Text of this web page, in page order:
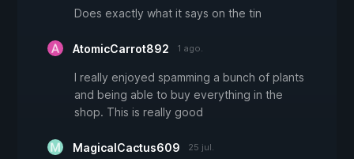
Does exactly what it says on the tin
AtomicCarrot892 1 ago.
I really enjoyed spamming a bunch of plants
and being able to buy everything in the
shop. This is really good
MagicalCactus609 25 jul.